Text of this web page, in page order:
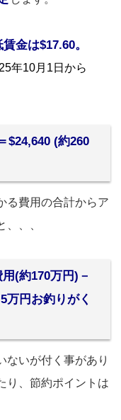
金は$17.60。
年10月1日から
$24,640 (約260
る費用の合計からア
、、
(約170万円)－
万円お釣りがく
ないが付く事があり
り、節約ポイントは